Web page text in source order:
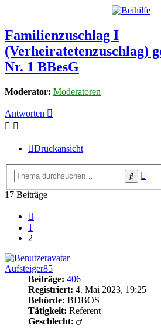
Familienzuschlag I
(Verheiratetenzuschlag)
Nr. 1 BBesG
Moderator: Moderatoren
Antworten
Druckansicht
Suche
17 Beiträge
1
2
Aufsteiger85
Beiträge: 406
Registriert: 4. Mai 2023, 19:25
Behörde: BDBOS
Tätigkeit: Referent
Geschlecht: